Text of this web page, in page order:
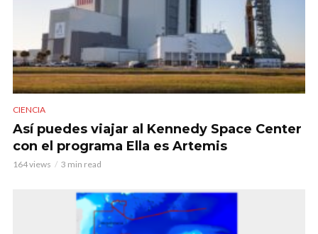
CIENCIA
Así puedes viajar al Kennedy Space Center
con el programa Ella es Artemis
164 views 3 min read